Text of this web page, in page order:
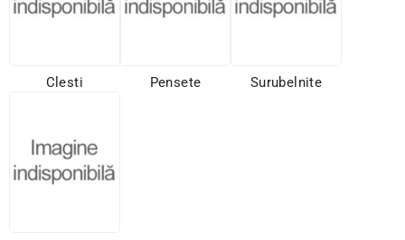
Clesti Pensete Surubelnite